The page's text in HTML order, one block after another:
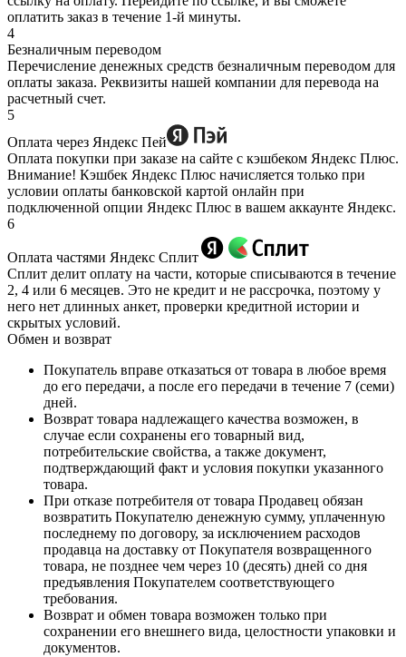
оплатить заказ в течение 1-й минуты.
4
Безналичным переводом
Перечисление денежных средств безналичным переводом для
оплаты заказа. Реквизиты нашей компании для перевода на
расчетный счет.
5
Оплата через Яндекс Пей
Оплата покупки при заказе на сайте с кэшбеком Яндекс Плюс.
Внимание! Кэшбек Яндекс Плюс начисляется только при
условии оплаты банковской картой онлайн при
подключенной опции Яндекс Плюс в вашем аккаунте Яндекс.
6
Оплата частями Яндекс Сплит
Сплит делит оплату на части, которые списываются в течение
2, 4 или 6 месяцев. Это не кредит и не рассрочка, поэтому у
него нет длинных анкет, проверки кредитной истории и
скрытых условий.
Обмен и возврат
Покупатель вправе отказаться от товара в любое время
до его передачи, а после его передачи в течение 7 (семи)
дней.
Возврат товара надлежащего качества возможен, в
случае если сохранены его товарный вид,
потребительские свойства, а также документ,
подтверждающий факт и условия покупки указанного
товара.
При отказе потребителя от товара Продавец обязан
возвратить Покупателю денежную сумму, уплаченную
последнему по договору, за исключением расходов
продавца на доставку от Покупателя возвращенного
товара, не позднее чем через 10 (десять) дней со дня
предъявления Покупателем соответствующего
требования.
Возврат и обмен товара возможен только при
сохранении его внешнего вида, целостности упаковки и
документов.